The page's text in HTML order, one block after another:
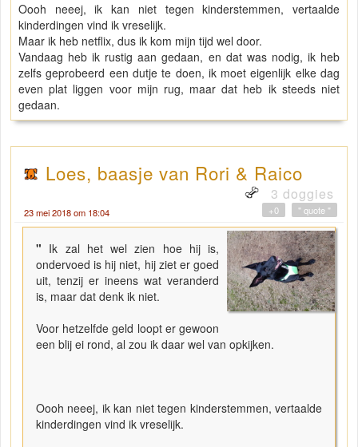
Oooh neeej, ik kan niet tegen kinderstemmen, vertaalde
kinderdingen vind ik vreselijk.
Maar ik heb netflix, dus ik kom mijn tijd wel door.
Vandaag heb ik rustig aan gedaan, en dat was nodig, ik heb
zelfs geprobeerd een dutje te doen, ik moet eigenlijk elke dag
even plat liggen voor mijn rug, maar dat heb ik steeds niet
gedaan.
Loes, baasje van Rori & Raico
3 doggies
23 mei 2018 om 18:04 " quote "
+0
" Ik zal het wel zien hoe hij is,
ondervoed is hij niet, hij ziet er goed
uit, tenzij er ineens wat veranderd
is, maar dat denk ik niet.
Voor hetzelfde geld loopt er gewoon
een blij ei rond, al zou ik daar wel van opkijken.
Oooh neeej, ik kan niet tegen kinderstemmen, vertaalde
kinderdingen vind ik vreselijk.